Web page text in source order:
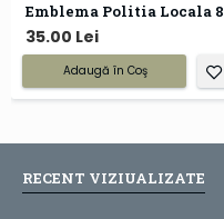
Emblema Politia Locala 8
35.00 Lei
Adaugă în Coş
RECENT VIZIUALIZATE